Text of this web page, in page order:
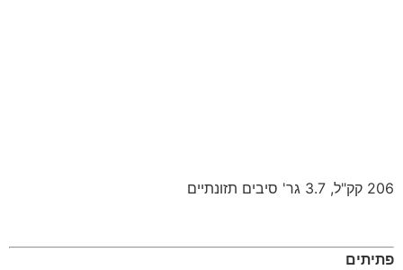
206 קק"ל, 3.7 גר' סיבים תזונתיים
פתיתים